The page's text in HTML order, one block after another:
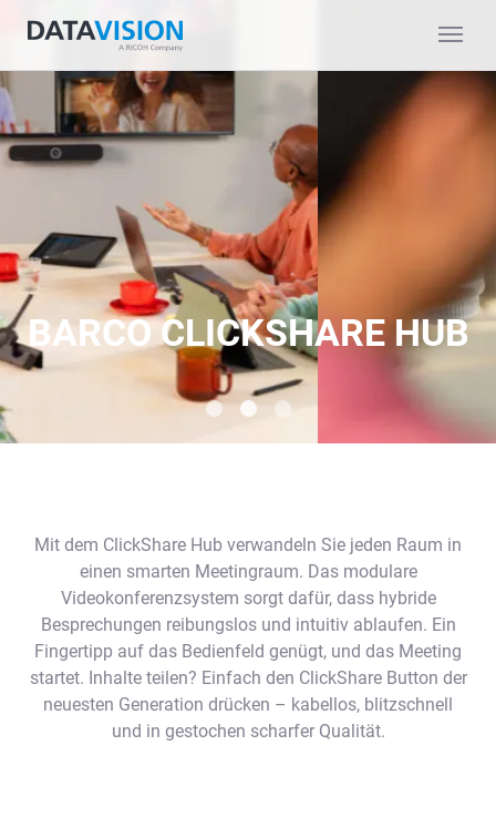
BARCO CLICKSHARE HUB
Mit dem ClickShare Hub verwandeln Sie jeden Raum in
einen smarten Meetingraum. Das modulare
Videokonferenzsystem sorgt dafür, dass hybride
Besprechungen reibungslos und intuitiv ablaufen. Ein
Fingertipp auf das Bedienfeld genügt, und das Meeting
startet. Inhalte teilen? Einfach den ClickShare Button der
neuesten Generation drücken – kabellos, blitzschnell
und in gestochen scharfer Qualität.